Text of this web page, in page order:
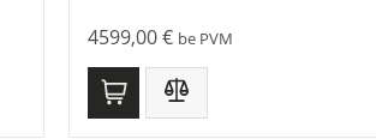
4599,00€ be PVM